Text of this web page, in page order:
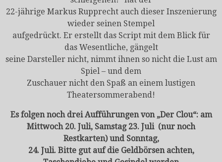
22-jährige Markus Rupprecht auch dieser Inszenierung
wieder seinen Stempel
aufgedrückt. Er erstellt das Script mit dem Blick für
das Wesentliche, gängelt
seine Darsteller nicht, nimmt ihnen so nicht die Lust am
Spiel – und dem
Zuschauer nicht den Spaß an einem lustigen
Theatersommerabend!
Es folgen noch drei Aufführungen von „Der Clou“: am
Mittwoch 20. Juli, Samstag 23. Juli (nur noch
Restkarten) und Sonntag,
24. Juli. Bitte gut auf die Geldbörsen achten,